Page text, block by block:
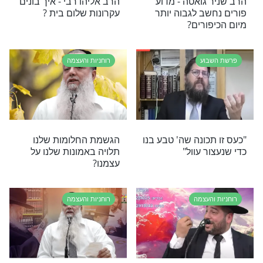
שלום בית